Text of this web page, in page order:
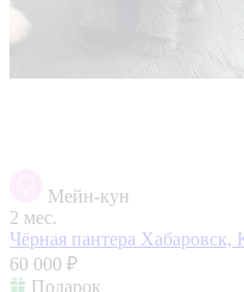
Мейн-кун
2 мес.
Чёрная пантера Хабаровск,
60 000 ₽
Подарок